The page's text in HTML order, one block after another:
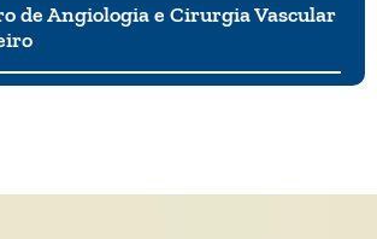
de Angiologia e Cirurgia Vascular